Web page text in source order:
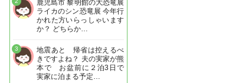
鹿児島市 黎明館の大恐竜展
ライカのシン恐竜展 今年行
かれた方いらっしゃいます
か？ どちらか…
地震あと 帰省は控えるべ
きですよね？ 夫の実家が熊
本で お盆前に２泊3日で
実家に泊まる予定…
3